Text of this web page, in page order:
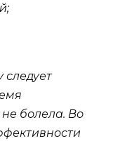
следует
болела. Во